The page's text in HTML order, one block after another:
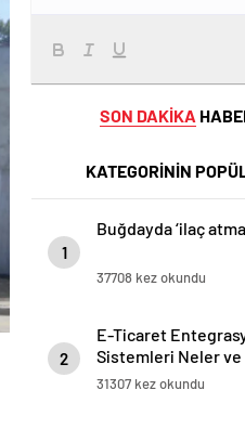
SON DAKİKA
KATEGORİNİN
1
Buğdayda ‘ilaç
37708 kez okundu
2
E-Ticaret
Sistemleri Neler ve
Yapılır?
31307 kez okundu